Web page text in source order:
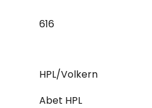
616
HPL/Volkern
Abet HPL